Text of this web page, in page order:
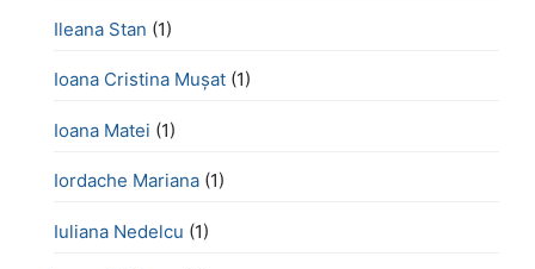
Ileana Stan (1)
Ioana Cristina Mușat (1)
Ioana Matei (1)
Iordache Mariana (1)
Iuliana Nedelcu (1)